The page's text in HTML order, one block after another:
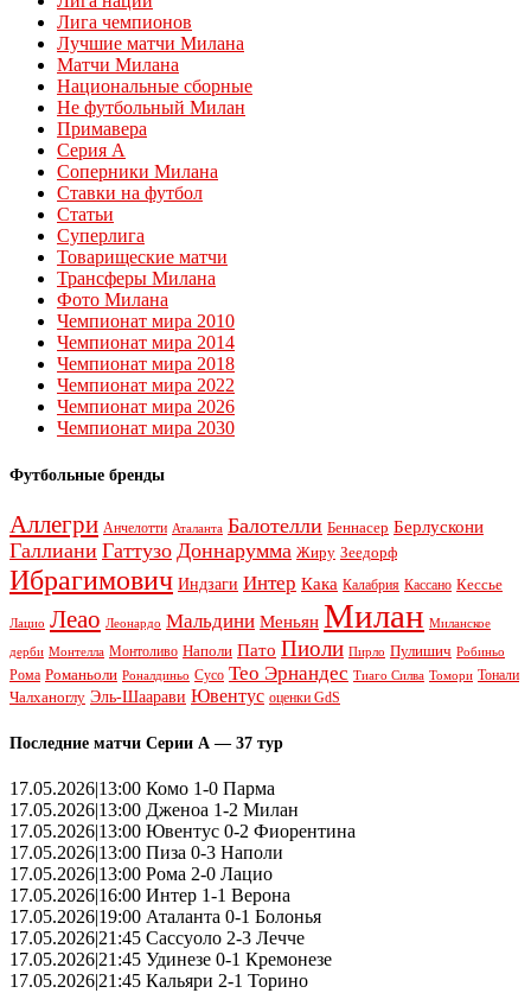
Лига чемпионов
Лучшие матчи Милана
Матчи Милана
Национальные сборные
Не футбольный Милан
Примавера
Серия А
Соперники Милана
Ставки на футбол
Статьи
Суперлига
Товарищеские матчи
Трансферы Милана
Фото Милана
Чемпионат мира 2010
Чемпионат мира 2014
Чемпионат мира 2018
Чемпионат мира 2022
Чемпионат мира 2026
Чемпионат мира 2030
Футбольные бренды
Аллегри Анчелотти Аталанта Балотелли Беннасер Берлускони
Галлиани Гаттузо Доннарумма Жиру Зеедорф
Ибрагимович Индзаги Интер Кака Калабрия Кассано Кессье
Лацио Леао Леонардо Мальдини Меньян Милан Миланское
дерби Монтелла Монтоливо Наполи Пато Пиоли Пирло Пулишич Робиньо
Рома Романьоли Роналдиньо Сусо Тео Эрнандес Тиаго Силва Томори Тонали
Чалханоглу Эль-Шаарави Ювентус оценки GdS
Последние матчи Серии А — 37 тур
17.05.2026|13:00 Комо 1-0 Парма
17.05.2026|13:00 Дженоа 1-2 Милан
17.05.2026|13:00 Ювентус 0-2 Фиорентина
17.05.2026|13:00 Пиза 0-3 Наполи
17.05.2026|13:00 Рома 2-0 Лацио
17.05.2026|16:00 Интер 1-1 Верона
17.05.2026|19:00 Аталанта 0-1 Болонья
17.05.2026|21:45 Сассуоло 2-3 Лечче
17.05.2026|21:45 Удинезе 0-1 Кремонезе
17.05.2026|21:45 Кальяри 2-1 Торино